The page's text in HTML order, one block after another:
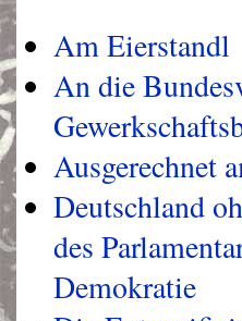
Am Eierstandl
An die
Ausgerechnet
Deutschland
des
Demokratie